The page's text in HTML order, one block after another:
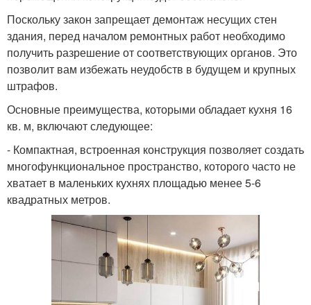
Поскольку закон запрещает демонтаж несущих стен
здания, перед началом ремонтных работ необходимо
получить разрешение от соответствующих органов. Это
позволит вам избежать неудобств в будущем и крупных
штрафов.
Основные преимущества, которыми обладает кухня 16
кв. м, включают следующее:
- Компактная, встроенная конструкция позволяет создать
многофункциональное пространство, которого часто не
хватает в маленьких кухнях площадью менее 5-6
квадратных метров.